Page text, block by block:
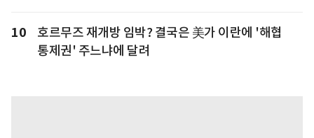
10
호르무즈 재개방 임박? 결국은 美가 이란에 '해협
통제권' 주느냐에 달려